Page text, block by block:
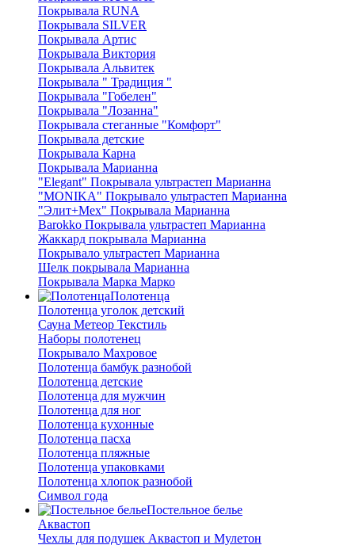
Покрывала RUNA
Покрывала SILVER
Покрывала Артис
Покрывала Виктория
Покрывала Альвитек
Покрывала " Традиция "
Покрывала "Гобелен"
Покрывала "Лозанна"
Покрывала стеганные "Комфорт"
Покрывала детские
Покрывала Карна
Покрывала Марианна
"Elegant" Покрывала ультрастеп Марианна
"MONIKA" Покрывало ультрастеп Марианна
"Элит+Мех" Покрывала Марианна
Barokko Покрывала ультрастеп Марианна
Жаккард покрывала Марианна
Покрывало ультрастеп Марианна
Шелк покрывала Марианна
Покрывала Марка Марко
Полотенца
Полотенца уголок детский
Сауна Метеор Текстиль
Наборы полотенец
Покрывало Махровое
Полотенца бамбук разнобой
Полотенца детские
Полотенца для мужчин
Полотенца для ног
Полотенца кухонные
Полотенца пасха
Полотенца пляжные
Полотенца упаковками
Полотенца хлопок разнобой
Символ года
Постельное белье
Аквастоп
Чехлы для подушек Аквастоп и Мулетон